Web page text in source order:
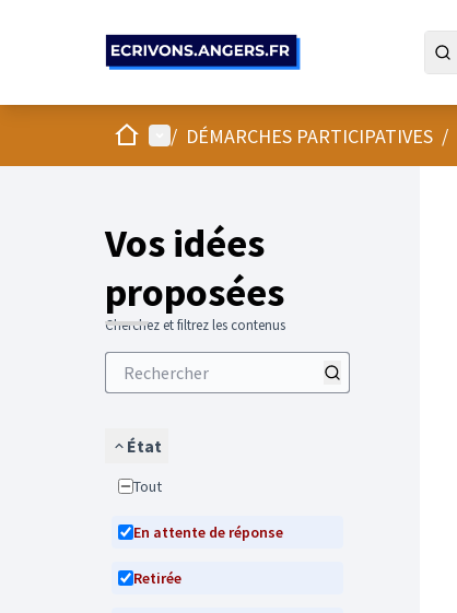
AccueilMenu principal
/ DÉMARCHES PARTICIPATIVES /
Vos idées
proposées
Cherchez et filtrez les contenus
État
Tout
En attente de réponse
Retirée